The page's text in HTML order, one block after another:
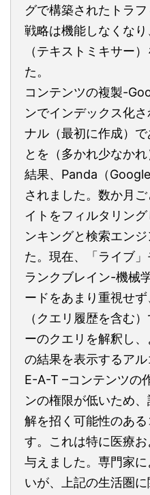
グで構築されたトラ
戦略は機能しなくな
（テキストミキサー
た。
コンテンツの複製-
ンでインデックス化
ナル（最初に作成）
とを（多かれ少なか
結果、Panda（
されました。数か月
イトをフィルタリン
ンキングと検索エン
た。現在、「ライブ」
ランクブレイン-機械
ードをあまり重視せ
（クエリ履歴を含む
ーのクエリを解釈し
の結果を表示するアル
E-A-T –コンテンツの
ンの権限が低いため
解を招く可能性のあ
す。これは特に医療
与えました。専門家
いが、上記の生活圏